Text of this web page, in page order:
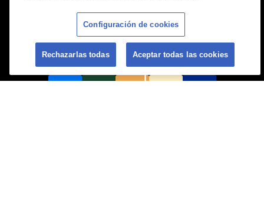
USTA APPS
Configuración de cookies
Rechazarlas todas Aceptar todas las cookies